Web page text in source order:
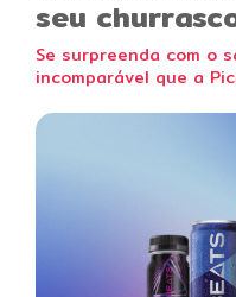
seu
Se surpreenda com o
incomparável que a